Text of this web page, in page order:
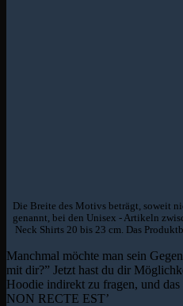
Die Breite des Motivs beträgt, soweit
genannt, bei den Unisex - Artikeln
Neck Shirts 20 bis 23 cm. Das
Manchmal möchte man sein
mit dir?” Jetzt hast du dir
Hoodie indirekt zu fragen, und
NON RECTE EST’